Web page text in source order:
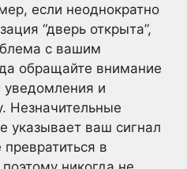
если неоднократно
“дверь открыта”,
с вашим
обращайте внимание
уведомления и
Незначительные
указывает ваш сигнал
в